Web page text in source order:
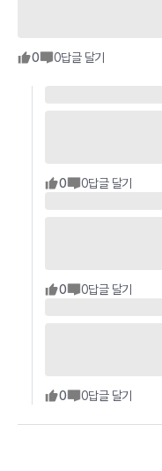
0 0답글 달기
0 0답글 달기
0 0답글 달기
0 0답글 달기